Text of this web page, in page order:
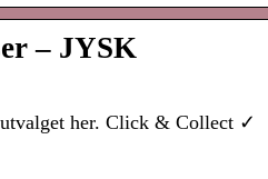
– JYSK
utvalget her. Click & Collect ✓